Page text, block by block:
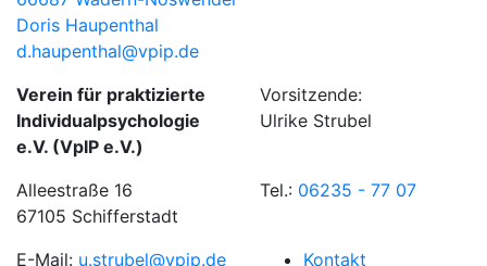
Doris Haupenthal
d.haupenthal@vpip.de
Verein für praktizierte
Individualpsychologie
e.V. (VpIP e.V.)
Vorsitzende:
Ulrike Strubel
Alleestraße 16
67105 Schifferstadt
Tel.: 06235 - 77 07
E-Mail: u.strubel@vpip.de Kontakt